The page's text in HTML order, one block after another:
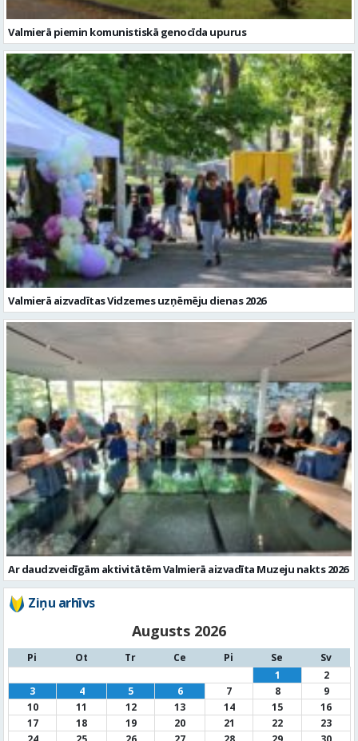
Valmierā piemin komunistiskā genocīda upurus
Valmierā aizvadītas Vidzemes uzņēmēju dienas 2026
Ar daudzveidīgām aktivitātēm Valmierā aizvadīta Muzeju nakts 2026
Ziņu arhīvs
Augusts 2026
Pi Ot Tr Ce Pi Se
Sv
1
2
3
4 5 6 7 8
9
10
11 12 13 14 15
16
17
18 19 20 21 22
23